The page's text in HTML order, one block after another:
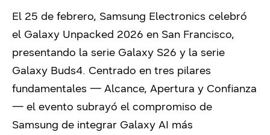
El 25 de febrero, Samsung Electronics celebró
el Galaxy Unpacked 2026 en San Francisco,
presentando la serie Galaxy S26 y la serie
Galaxy Buds4. Centrado en tres pilares
fundamentales — Alcance, Apertura y Confianza
— el evento subrayó el compromiso de
Samsung de integrar Galaxy AI más